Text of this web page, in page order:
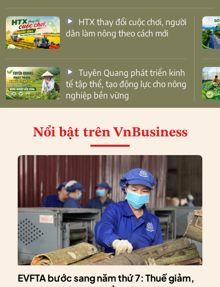
dân làm nông theo cách mới
tế tập thể, tạo động lực cho nông
nghiệp bền vững
Nổi bật trên VnBusiness
EVFTA bước sang năm thứ 7: Thuế giảm,